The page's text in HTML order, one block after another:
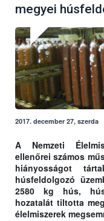
megyei
2017. december 27, szerda
A Nemzeti
ellenőrei számos
hiányosságot
húsfeldolgozó
2580 kg hús,
hozatalát tiltotta
élelmiszerek